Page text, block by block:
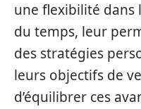
une flexibilité dans
du temps, leur
des stratégies
leurs objectifs de
d’équilibrer ces